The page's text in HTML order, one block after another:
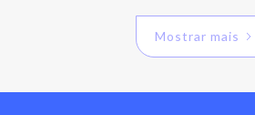
Mostrar mais